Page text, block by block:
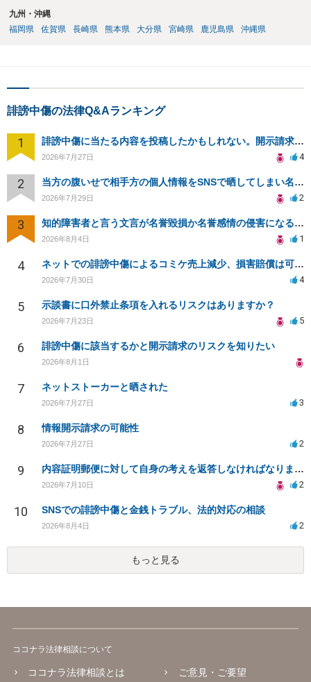
九州・沖縄
福岡県
佐賀県 長崎県 熊本県 大分県 宮崎県 鹿児島県 沖縄県
誹謗中傷の法律Q&Aランキング
1 誹謗中傷に当たる内容を投稿したかもしれない。開示請求や民事刑事裁判に発展しうるのか教えて欲しい。
2026年7月27日 4
2 当方の腹いせで相手方の個人情報をSNSで晒してしまい名誉毀損させてしまったかもしれない
2026年7月29日 2
3 知的障害者と言う文言が名誉毀損か名誉感情の侵害になるか教えてほしい。
2026年8月4日 1
4 ネットでの誹謗中傷によるコミケ売上減少、損害賠償は可能か？
2026年7月30日 4
5 示談書に口外禁止条項を入れるリスクはありますか？
2026年7月23日 5
6 誹謗中傷に該当するかと開示請求のリスクを知りたい
2026年8月1日
7 ネットストーカーと晒された
2026年7月27日 3
8 情報開示請求の可能性
2026年7月27日 2
9 内容証明郵便に対して自身の考えを返答しなければなりませんか？
2026年7月10日 2
10 SNSでの誹謗中傷と金銭トラブル、法的対応の相談
2026年8月4日 2
もっと見る
ココナラ法律相談について
ココナラ法律相談とは ご意見・ご要望